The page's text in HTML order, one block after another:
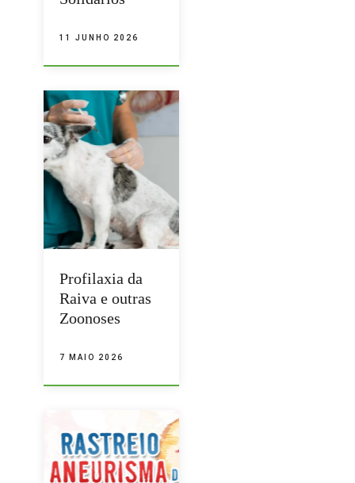
11 JUNHO 2026
Profilaxia da
Raiva e outras
Zoonoses
7 MAIO 2026